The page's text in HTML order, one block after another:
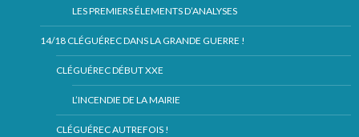
LES PREMIERS ÉLEMENTS D’ANALYSES
14/18 CLÉGUÉREC DANS LA GRANDE GUERRE !
CLÉGUÉREC DÉBUT XXE
L’INCENDIE DE LA MAIRIE
CLÉGUÉREC AUTREFOIS !